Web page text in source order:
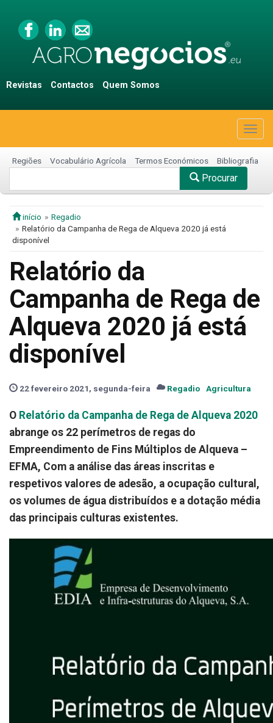
Revistas Contactos Quem Somos
Regiões Vocabulário Agrícola Termos Económicos Bibliografia
Procurar
início
Regadio
Relatório da Campanha de Rega de Alqueva 2020 já está
disponível
Relatório da
Campanha de Rega de
Alqueva 2020 já está
disponível
22 fevereiro 2021, segunda-feira Regadio Agricultura
O Relatório da Campanha de Rega de Alqueva 2020
abrange os 22 perímetros de regas do
Empreendimento de Fins Múltiplos de Alqueva –
EFMA, Com a análise das áreas inscritas e
respetivos valores de adesão, a ocupação cultural,
os volumes de água distribuídos e a dotação média
das principais culturas existentes.